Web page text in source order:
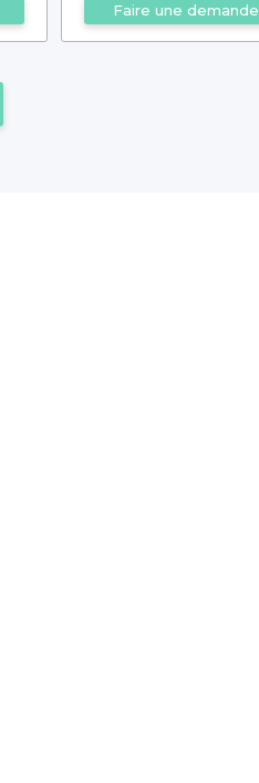
Faire une demande